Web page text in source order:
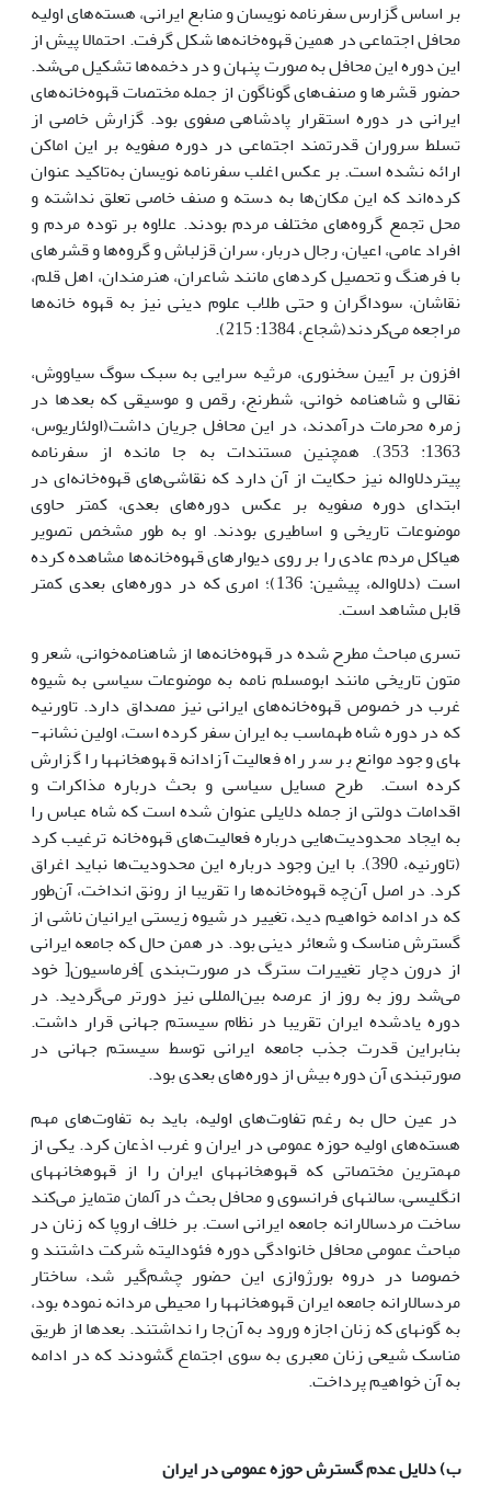
بر اساس گزارس سفرنامه نویسان و منابع ایرانی، هسته‌های اولیه
محافل اجتماعی در همین قهوه‌خانه‌ها شکل گرفت. احتمالا پیش از
این دوره این محافل به صورت پنهان و در دخمه‌ها تشکیل می‌شد.
حضور قشرها و صنف‌های گوناگون از جمله مختصات قهوه‌خانه‌های
ایرانی در دوره استقرار پادشاهی صفوی بود. گزارش خاصی از
تسلط سروران قدرتمند اجتماعی در دوره صفویه بر این اماکن
ارائه نشده است. بر عکس اغلب سفرنامه نویسان به‌تاکید عنوان
کرده‌اند که این مکان‌ها به دسته و صنف خاصی تعلق نداشته و
محل تجمع گروه‌های مختلف مردم بودند. علاوه بر توده مردم و
افراد عامی، اعیان، رجال دربار، سران قزلباش و گروه‌ها و قشرهای
با فرهنگ و تحصیل کردهای مانند شاعران، هنرمندان، اهل قلم،
نقاشان، سوداگران و حتی طلاب علوم دینی نیز به قهوه خانه‌ها
مراجعه می‌کردند(شجاع، 1384: 215).
افزون بر آیین سخنوری، مرثیه سرایی به سبک سوگ سیاووش،
نقالی و شاهنامه خوانی، شطرنج، رقص و موسیقی که بعد‌ها در
زمره محرمات درآمدند، در این محافل جریان داشت(اولئاریوس،
1363: 353). همچنین مستندات به جا مانده از سفرنامه
پیتردلاواله نیز حکایت از آن دارد که نقاشی‌های قهوه‌خانه‌ای در
ابتدای دوره صفویه بر عکس دوره‌های بعدی، کمتر حاوی
موضوعات تاریخی و اساطیری بودند. او به طور مشخص تصویر
هیاکل مردم عادی را بر روی دیوارهای قهوه‌خانه‌ها مشاهده کرده
است (دلاواله، پیشین: 136)؛ امری که در دوره‌های بعدی کمتر
قابل مشاهد است.
تسری مباحث مطرح شده در قهوه‌خانه‌ها از شاهنامه‌خوانی، شعر و
متون تاریخی مانند ابومسلم نامه به موضوعات سیاسی به شیوه
غرب در خصوص قهوه‌خانه‌های ایرانی نیز مصداق دارد. تاورنیه
که در دوره شاه طهماسب به ایران سفر کرده است، اولین نشانه­
های وجود موانع بر سر راه فعالیت آزادانه قهوه­خانه­ها را گزارش
کرده است. طرح مسایل سیاسی و بحث درباره مذاکرات و
اقدامات دولتی از جمله دلایلی عنوان شده است که شاه عباس را
به ایجاد محدودیت‌هایی درباره فعالیت‌های قهوه‌خانه ترغیب کرد
(تاورنیه، 390). با این وجود درباره این محدودیت‌ها نباید اغراق
کرد. در اصل آن‌چه قهوه‌خانه‌ها را تقریبا از رونق انداخت، آن‌طور
که در ادامه خواهیم دید، تغییر در شیوه زیستی ایرانیان ناشی از
گسترش مناسک و شعائر دینی بود. در همن حال که جامعه ایرانی
از درون دچار تغییرات سترگ در صورت‌بندی ]فرماسیون[ خود
می‌شد روز به روز از عرصه بین‌المللی نیز دورتر می‌گردید. در
دوره یادشده ایران تقریبا در نظام سیستم جهانی قرار داشت.
بنابراین قدرت جذب جامعه ایرانی توسط سیستم جهانی در
صورتبندی آن دوره بیش از دوره‌های بعدی بود.
در عین حال به رغم تفاوت‌های اولیه، باید به تفاوت‌های مهم
هسته‌های اولیه حوزه عمومی در ایران و غرب اذعان کرد. یکی از
مهمترین مختصاتی که قهوه­خانه­های ایران را از قهوه­خانه­های
انگلیسی، سالن­های فرانسوی و محافل بحث در آلمان متمایز می‌کند
ساخت مردسالارانه جامعه ایرانی است. بر خلاف اروپا که زنان در
مباحث عمومی محافل خانوادگی دوره فئودالیته شرکت داشتند و
خصوصا در دروه بورژوازی این حضور چشم‌گیر شد، ساختار
مردسالارانه جامعه ایران قهوه­خانه­ها را محیطی مردانه نموده بود،
به گونه­ای که زنان اجازه ورود به آن‌جا را نداشتند. بعد‌ها از طریق
مناسک شیعی زنان معبری به سوی اجتماع گشودند که در ادامه
به آن خواهیم پرداخت.
ب) دلایل عدم گسترش حوزه عمومی در ایران